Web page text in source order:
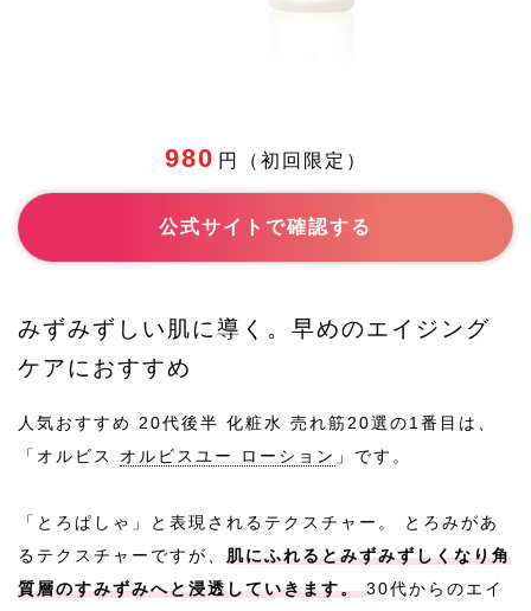
980 円（初回限定）
公式サイトで確認する
みずみずしい肌に導く。早めのエイジング
ケアにおすすめ
人気おすすめ 20代後半 化粧水 売れ筋20選の1番目は、
「オルビス オルビスユー ローション 」です。
「とろぱしゃ」と表現されるテクスチャー。 とろみがあ
るテクスチャーですが、 肌にふれるとみずみずしくなり角
質層のすみずみへと浸透していきます。30代からのエイ